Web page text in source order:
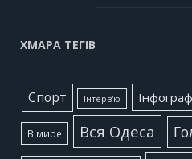
ХМАРА ТЕГІВ
Cпорт Інтерв'ю
В мире Вся Одеса